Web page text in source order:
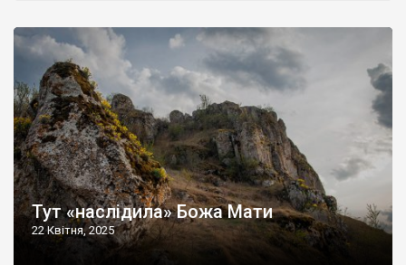
Тут «наслідила» Божа Мати
22 Квітня, 2025